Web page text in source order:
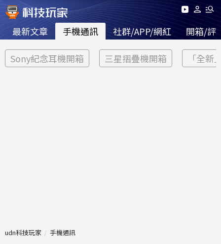
最新文章 手機通訊 社群/APP/網紅 開箱/評
Sony紀念耳機開箱 三星摺疊機開箱 「全新
udn科技玩家 手機通訊